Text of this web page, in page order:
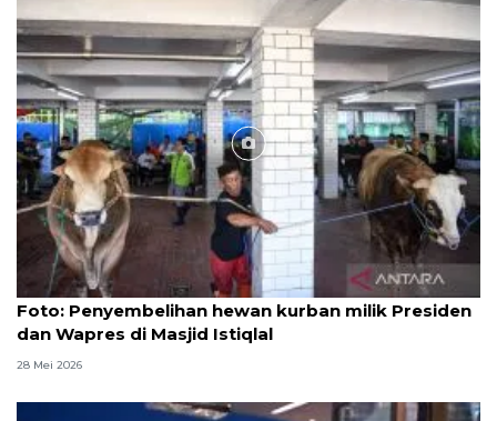
Foto
Foto: Penyembelihan hewan kurban milik Presiden
dan Wapres di Masjid Istiqlal
28 Mei 2026